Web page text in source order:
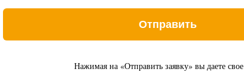
Нажимая на «Отправить заявку» вы даете свое
Отправить